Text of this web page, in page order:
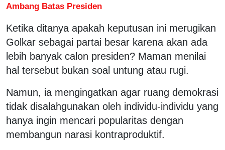
Ambang Batas Presiden
Ketika ditanya apakah keputusan ini merugikan
Golkar sebagai partai besar karena akan ada
lebih banyak calon presiden? Maman menilai
hal tersebut bukan soal untung atau rugi.
Namun, ia mengingatkan agar ruang demokrasi
tidak disalahgunakan oleh individu-individu yang
hanya ingin mencari popularitas dengan
membangun narasi kontraproduktif.